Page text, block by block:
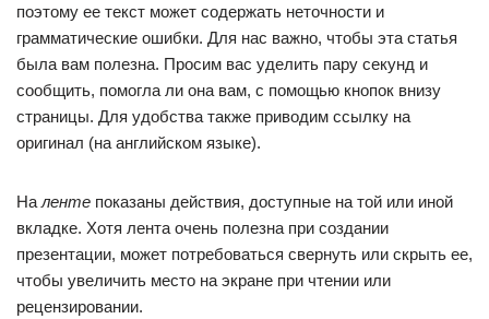
поэтому ее текст может содержать неточности и
грамматические ошибки. Для нас важно, чтобы эта статья
была вам полезна. Просим вас уделить пару секунд и
сообщить, помогла ли она вам, с помощью кнопок внизу
страницы. Для удобства также приводим ссылку на
оригинал (на английском языке).
На ленте показаны действия, доступные на той или иной
вкладке. Хотя лента очень полезна при создании
презентации, может потребоваться свернуть или скрыть ее,
чтобы увеличить место на экране при чтении или
рецензировании.